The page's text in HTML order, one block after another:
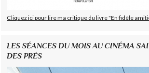
Cliquez ici pour lire ma critique du livre "En fidèle
LES SÉANCES DU MOIS AU CINÉMA
DES PRÉS